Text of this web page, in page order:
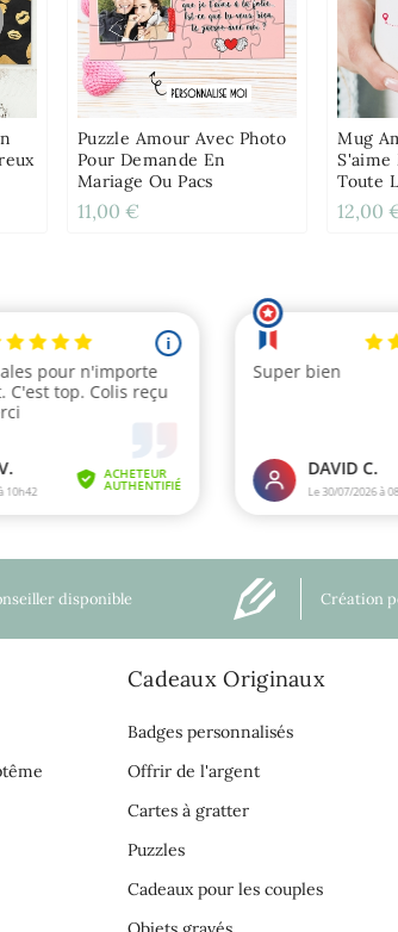
Puzzle Amour Avec Photo
Pour Demande En
Mariage Ou Pacs
11,00 €
Mug
S'aime
Toute
12,00
disponible Création
Cadeaux Originaux
Badges personnalisés
Offrir de l'argent
Cartes à gratter
Puzzles
Cadeaux pour les couples